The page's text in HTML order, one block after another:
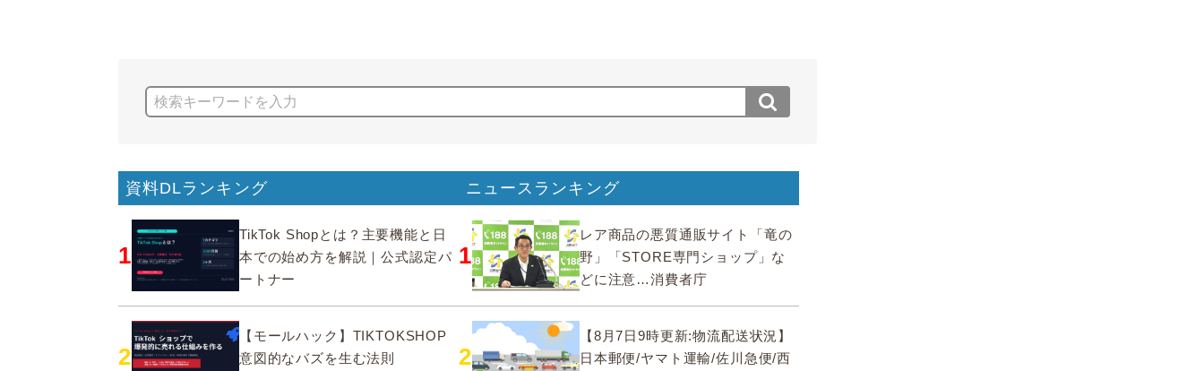
資料DLランキング
1
TikTok Shopとは？主要機能と日
本での始め方を解説｜公式認定パ
ートナー
2
【モールハック】TIKTOKSHOP
意図的なバズを生む法則
ニュースランキング
1
レア商品の悪質通販サイト「竜の
野」「STORE専門ショップ」な
どに注意…消費者庁
2
【8月7日9時更新:物流配送状況】
日本郵便/ヤマト運輸/佐川急便/西